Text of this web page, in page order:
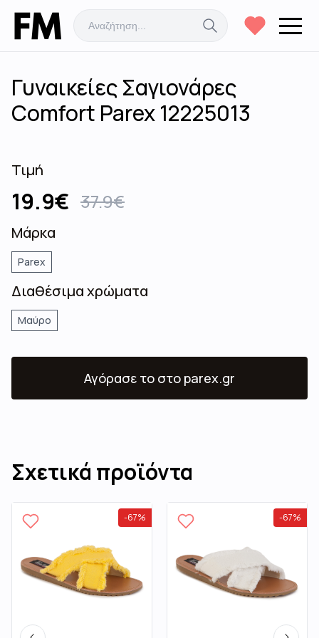
Γυναικείες Σαγιονάρες
Comfort Parex 12225013
Τιμή
19.9€ 37.9€
Μάρκα
Parex
Διαθέσιμα χρώματα
Μαύρο
Αγόρασε το στο parex.gr
Σχετικά προϊόντα
-67% -67%